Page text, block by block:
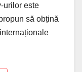
urilor este
să obțină